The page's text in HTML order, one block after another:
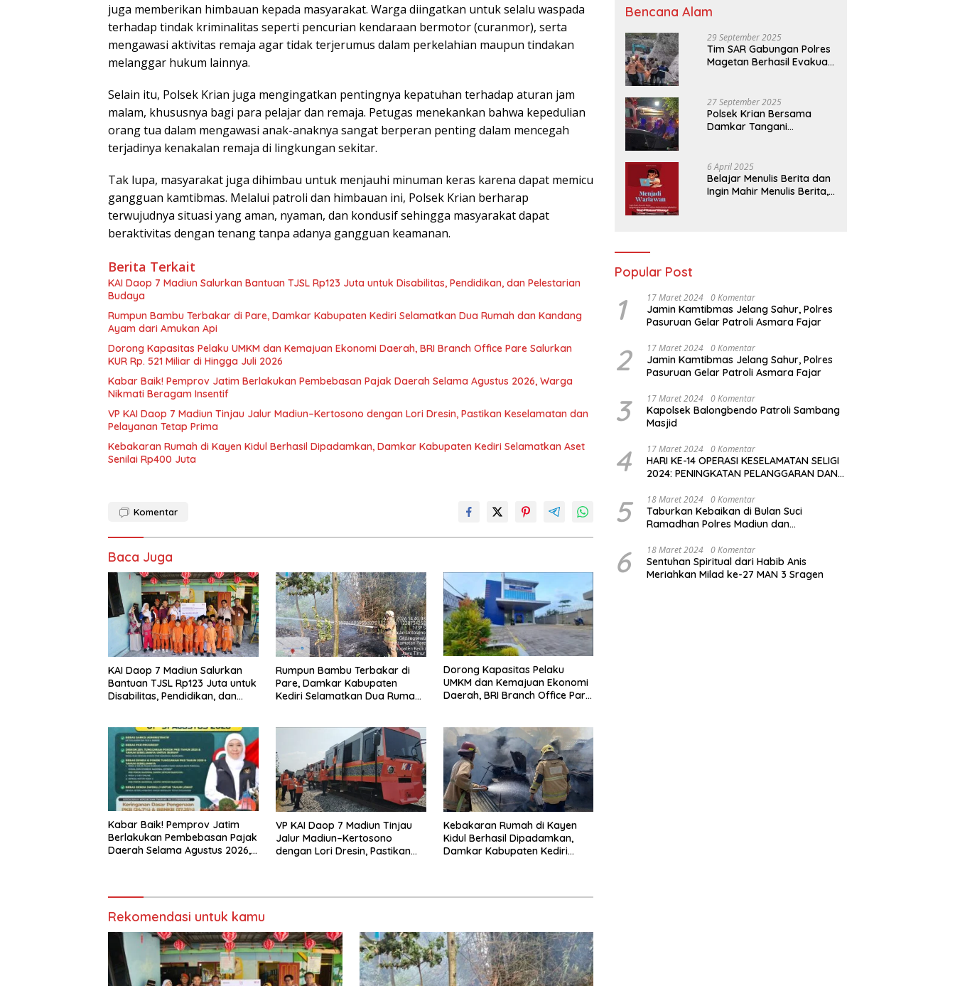
juga memberikan himbauan kepada masyarakat. Warga diingatkan untuk selalu waspada
terhadap tindak kriminalitas seperti pencurian kendaraan bermotor (curanmor), serta
mengawasi aktivitas remaja agar tidak terjerumus dalam perkelahian maupun tindakan
melanggar hukum lainnya.
Selain itu, Polsek Krian juga mengingatkan pentingnya kepatuhan terhadap aturan jam
malam, khususnya bagi para pelajar dan remaja. Petugas menekankan bahwa kepedulian
orang tua dalam mengawasi anak-anaknya sangat berperan penting dalam mencegah
terjadinya kenakalan remaja di lingkungan sekitar.
Tak lupa, masyarakat juga dihimbau untuk menjauhi minuman keras karena dapat memicu
gangguan kamtibmas. Melalui patroli dan himbauan ini, Polsek Krian berharap
terwujudnya situasi yang aman, nyaman, dan kondusif sehingga masyarakat dapat
beraktivitas dengan tenang tanpa adanya gangguan keamanan.
Berita Terkait
KAI Daop 7 Madiun Salurkan Bantuan TJSL Rp123 Juta untuk Disabilitas, Pendidikan, dan Pelestarian
Budaya
Rumpun Bambu Terbakar di Pare, Damkar Kabupaten Kediri Selamatkan Dua Rumah dan Kandang
Ayam dari Amukan Api
Dorong Kapasitas Pelaku UMKM dan Kemajuan Ekonomi Daerah, BRI Branch Office Pare Salurkan
KUR Rp. 521 Miliar di Hingga Juli 2026
Kabar Baik! Pemprov Jatim Berlakukan Pembebasan Pajak Daerah Selama Agustus 2026, Warga
Nikmati Beragam Insentif
VP KAI Daop 7 Madiun Tinjau Jalur Madiun–Kertosono dengan Lori Dresin, Pastikan Keselamatan dan
Pelayanan Tetap Prima
Kebakaran Rumah di Kayen Kidul Berhasil Dipadamkan, Damkar Kabupaten Kediri Selamatkan Aset
Senilai Rp400 Juta
Komentar
Baca Juga
KAI Daop 7 Madiun Salurkan
Bantuan TJSL Rp123 Juta untuk
Disabilitas, Pendidikan, dan
Rumpun Bambu Terbakar di
Pare, Damkar Kabupaten
Kediri Selamatkan Dua Rumah
Dorong Kapasitas Pelaku
UMKM dan Kemajuan Ekonomi
Daerah, BRI Branch Office Pare
Kabar Baik! Pemprov Jatim
Berlakukan Pembebasan Pajak
Daerah Selama Agustus 2026,
VP KAI Daop 7 Madiun Tinjau
Jalur Madiun–Kertosono
dengan Lori Dresin, Pastikan
Kebakaran Rumah di Kayen
Kidul Berhasil Dipadamkan,
Damkar Kabupaten Kediri
Rekomendasi untuk kamu
Bencana Alam
29 September 2025
Tim SAR Gabungan Polres
Magetan Berhasil Evakuasi
27 September 2025
Polsek Krian Bersama
Damkar Tangani
Cluster Lotus
6 April 2025
Belajar Menulis Berita dan
Ingin Mahir Menulis Berita,
Popular Post
1 17 Maret 2024 0 Komentar
Jamin Kamtibmas Jelang Sahur, Polres
Pasuruan Gelar Patroli Asmara Fajar
2 17 Maret 2024 0 Komentar
Jamin Kamtibmas Jelang Sahur, Polres
Pasuruan Gelar Patroli Asmara Fajar
3 17 Maret 2024 0 Komentar
Kapolsek Balongbendo Patroli Sambang
Masjid
4 17 Maret 2024 0 Komentar
HARI KE-14 OPERASI KESELAMATAN SELIGI
2024: PENINGKATAN PELANGGARAN DAN
5 18 Maret 2024 0 Komentar
Taburkan Kebaikan di Bulan Suci
Ramadhan Polres Madiun dan
6 18 Maret 2024 0 Komentar
Sentuhan Spiritual dari Habib Anis
Meriahkan Milad ke-27 MAN 3 Sragen